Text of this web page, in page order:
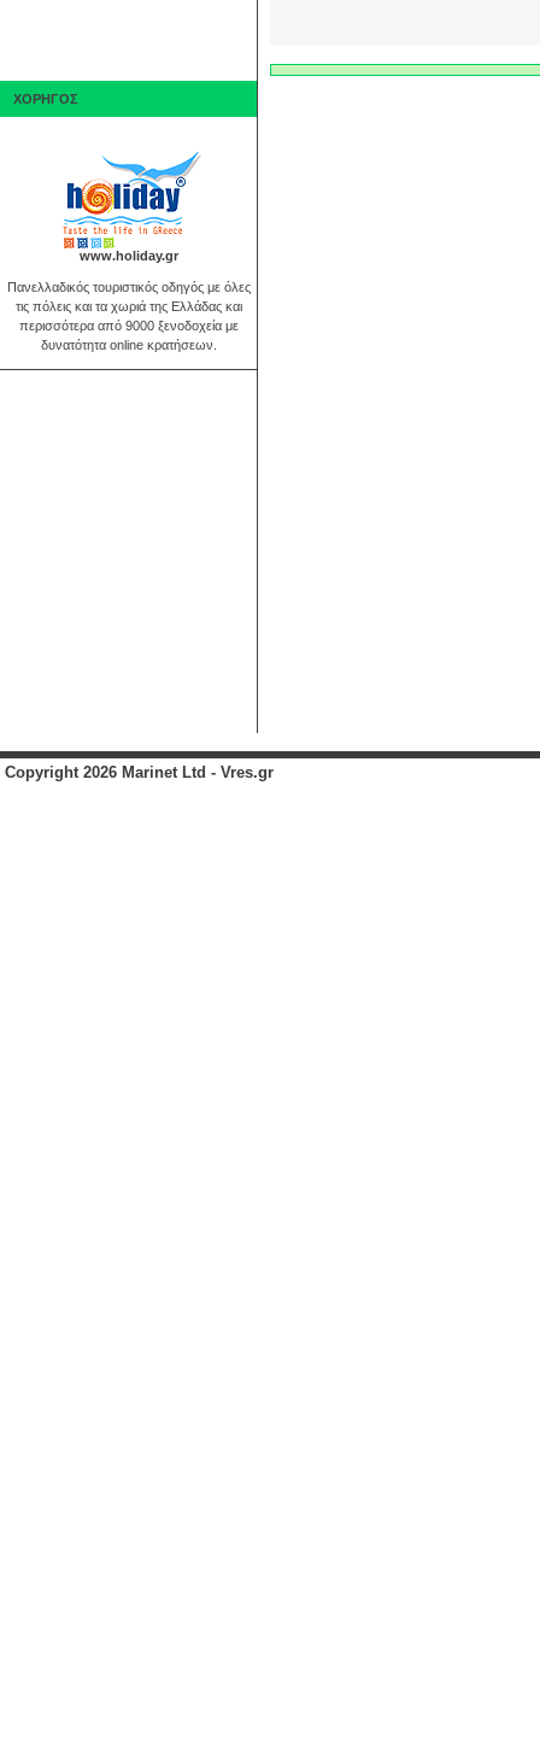
ΧΟΡΗΓΟΣ
www.holiday.gr
Πανελλαδικός τουριστικός οδηγός με όλες
τις πόλεις και τα χωριά της Ελλάδας και
περισσότερα από 9000 ξενοδοχεία με
δυνατότητα online κρατήσεων.
Copyright 2026 Marinet Ltd - Vres.gr